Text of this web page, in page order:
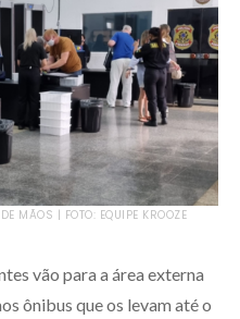
MÃOS | FOTO: EQUIPE KROOZE
vão para a área externa
ônibus que os levam até o